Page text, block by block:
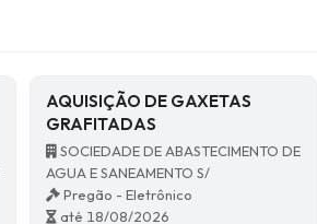
AQUISIÇÃO DE GAXETAS
GRAFITADAS
SOCIEDADE DE ABASTECIMENTO DE
AGUA E SANEAMENTO S/
Pregão - Eletrônico
até 18/08/2026